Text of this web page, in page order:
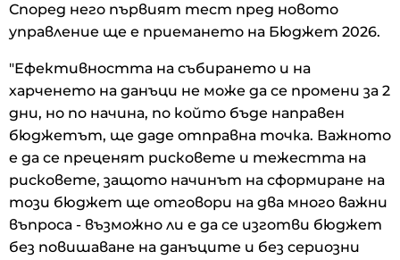
Според него първият тест пред новото
управление ще е приемането на Бюджет 2026.
"Ефективността на събирането и на
харченето на данъци не може да се промени за 2
дни, но по начина, по който бъде направен
бюджетът, ще даде отправна точка. Важното
е да се преценят рисковете и тежестта на
рисковете, защото начинът на сформиране на
този бюджет ще отговори на два много важни
въпроса - възможно ли е да се изготви бюджет
без повишаване на данъците и без сериозни